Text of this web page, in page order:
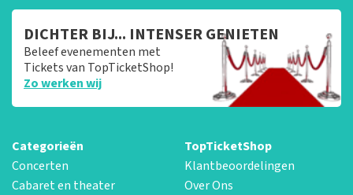
DICHTER BIJ... INTENSER GENIETEN
Beleef evenementen met
Tickets van TopTicketShop!
Zo werken wij
Categorieën
Concerten
Cabaret en theater
TopTicketShop
Klantbeoordelingen
Over Ons